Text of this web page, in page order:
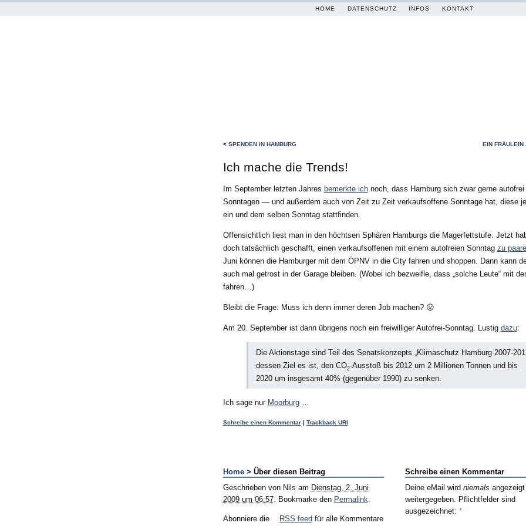
HOME DATENSCHUTZ INFOS KONTAKT
< SPENDEN IN HAMBURG EIN FRÄULEIN
Ich mache die Trends!
Im September letzten Jahres bemerkte ichnoch, dass Hamburg sich zwar gerne
Sonntagen — und außerdem auch von Zeit zu Zeit verkaufsoffene Sonntage hat, diese
ein und dem selben Sonntag stattfinden.
Offensichtlich liest man in den höchtsen Sphären Hamburgs die Magerfettstufe. Jetzt
doch tatsächlich geschafft, einen verkaufsoffenen mit einem autofreien Sonntag zu
Juni können die Hamburger mit dem ÖPNV in die City fahren und shoppen. Dann kann
auch mal getrost in der Garage bleiben. (Wobei ich bezweifle, dass „solche Leute“ mit
fahren…)
Bleibt die Frage: Muss ich denn immer deren Job machen? 😛
Am 20. September ist dann übrigens noch ein freiwilliger Autofrei-Sonntag. Lustig dazu:
Die Aktionstage sind Teil des Senatskonzepts „Klimaschutz Hamburg 2007-
dessen Ziel es ist, den CO2-Ausstoß bis 2012 um 2 Millionen Tonnen und bis
2020 um insgesamt 40% (gegenüber 1990) zu senken.
Ich sage nur Moorburg…
Schreibe einen Kommentar | Trackback URI
Home> Über diesen Beitrag
Geschrieben von Nils am Dienstag, 2. Juni
2009 um 06:57. Bookmarke den Permalink
Abonniere die RSS feed für alle Kommentare
Schreibe einen Kommentar
Deine eMail wird niemals
weitergegeben. Pflichtfelder sind
ausgezeichnet: *